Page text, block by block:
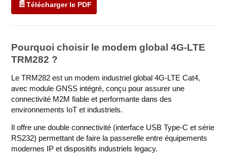
Télécharger le PDF
Pourquoi choisir le modem global 4G-LTE
TRM282 ?
Le TRM282 est un modem industriel global 4G-LTE Cat4,
avec module GNSS intégré, conçu pour assurer une
connectivité M2M fiable et performante dans des
environnements IoT et industriels.
Il offre une double connectivité (interface USB Type‑C et série
RS232) permettant de faire la passerelle entre équipements
modernes IP et dispositifs industriels legacy.